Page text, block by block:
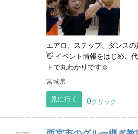
神奈川県
見に行く 0クリック
dance holic 〜佐々木